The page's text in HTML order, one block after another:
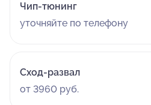
Чип-тюнинг
уточняйте по телефону
Сход-развал
от 3960 руб.